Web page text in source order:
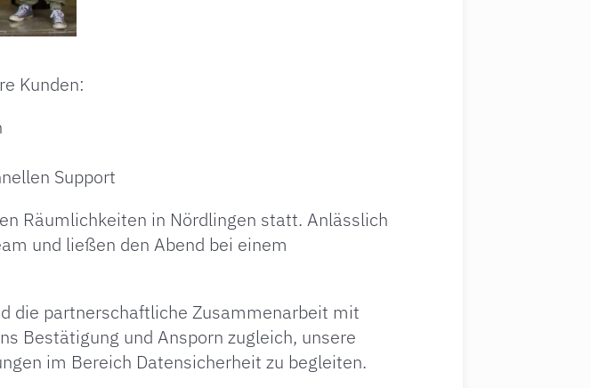
Kunden:
Support
Räumlichkeiten in Nördlingen statt. Anlässlich
und ließen den Abend bei einem
die partnerschaftliche Zusammenarbeit mit
Bestätigung und Ansporn zugleich, unsere
im Bereich Datensicherheit zu begleiten.